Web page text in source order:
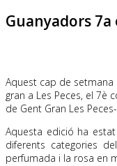
Guanyadors 7a
Aquest cap de
gran a Les Peces, el 7è
de Gent Gran Les
Aquesta edició ha
diferents categories
perfumada i la rosa en